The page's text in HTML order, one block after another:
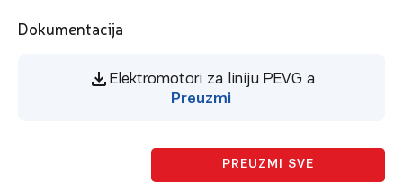
Dokumentacija
Elektromotori za liniju PEVG a
Preuzmi
PREUZMI SVE